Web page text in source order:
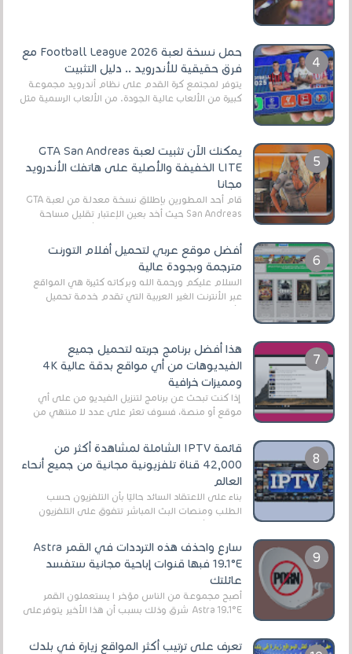
حمل نسخة لعبة Football League 2026 مع
فرق حقيقية للأندرويد .. دليل التثبيت
يتوفر لمجتمع كرة القدم على نظام أندرويد مجموعة
كبيرة من الألعاب عالية الجودة. من الألعاب الرسمية مثل
يمكنك الآن تثبيت لعبة GTA San Andreas
LITE الخفيفة والأصلية على هاتفك الأندرويد
مجانا
قام أحد المطورين بإطلاق نسخة معدلة من لعبة GTA
San Andreas حيث أخد بعين الإعتبار تقليل مساحة
أفضل موقع عربي لتحميل أفلام التورنت
مترجمة وبجودة عالية
السلام عليكم ورحمة الله وبركاته كثيرة هي المواقع
عبر الأنترنت الغير العربية التي تقدم خدمة تحميل
الأفلام على التورنت ، ومعظم هذه المواقع ل...
هذا أفضل برنامج جربته لتحميل جميع
الفيديوهات من أي مواقع بدقة عالية 4K
ومميزات خرافية
إذا كنت تبحث عن برنامج لتنزيل الفيديو من على أي
موقع أو منصة، فسوف تعثر على عدد لا منتهي من
قائمة IPTV الشاملة لمشاهدة أكثر من
42,000 قناة تلفزيونية مجانية من جميع أنحاء
العالم
بناءً على الاعتقاد السائد حاليًا بأن التلفزيون حسب
الطلب ومنصات البث المباشر تتفوق على التلفزيون
الرقمي الأرضي التقليدي، يُعدّ IPTV-org خيار...
سارع واحذف هذه الترددات في القمر Astra
19.1°E فبها قنوات إباحية مجانية ستفسد
عائلتك
أصبح مجموعة من الناس مؤخر ا يستعملون القمر
Astra 19.1°E شرق وذلك بسبب أن هذا الأخير يتوفرعلى
تعرف على ترتيب أكثر المواقع زيارة في بلدك